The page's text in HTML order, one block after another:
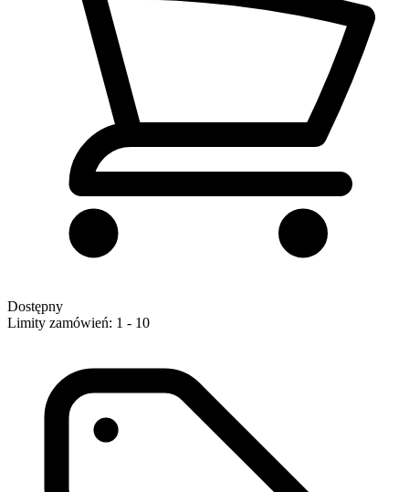
Dostępny
Limity zamówień: 1 - 10